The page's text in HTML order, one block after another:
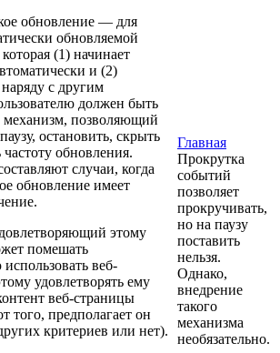
обновление — для
обновляемой
(1) начинает
и (2)
с другим
должен быть
механизм, позволяющий
остановить, скрыть
обновления.
случаи, когда
обновление имеет
этому
помешать
веб-
удовлетворять ему
веб-страницы
того, предполагает он
критериев или нет).
Главная
Прокрутка
событий
позволяет
прокручивать,
но на паузу
поставить
нельзя.
Однако,
внедрение
такого
механизма
необязательно.